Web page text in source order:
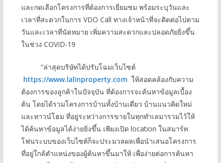
และกดเลือกโครงการที่ต้องการเยี่ยมชม พร้อมระบุวันและ
เวลาที่สะดวกในการ VDO Call ทางเจ้าหน้าที่จะติดต่อไปตาม
วันและเวลาที่นัดหมาย เพิ่มความสะดวกและปลอดภัยยิ่งขึ้น
ในช่วง COVID-19
“ล่าสุดบริษัทได้ปรับโฉมเว็บไซต์
https://www.lalinproperty.comให้สอดคล้องกับความ
ต้องการของลูกค้าในปัจจุบัน ที่ต้องการจะค้นหาข้อมูลเบื้อง
ต้น โดยได้รวมโครงการบ้านทั้งบ้านเดี่ยว บ้านแนวคิดใหม่
และทาวน์โฮม ที่อยู่ระหว่างการขายในทุกทำเลมารวมไว้ให้
ได้ค้นหาข้อมูลได้ง่ายยิ่งขึ้น เพียงเปิด location ในสมาร์ท
โฟนระบบของเว็บไซต์ก็จะประมวลผลเพื่อนำเสนอโครงการ
ที่อยู่ใกล้ตำแหน่งของผู้ค้นหาขึ้นมาให้ เพื่อง่ายต่อการค้นหา